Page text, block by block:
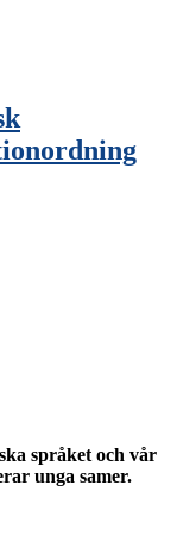
språket och vår
unga samer.